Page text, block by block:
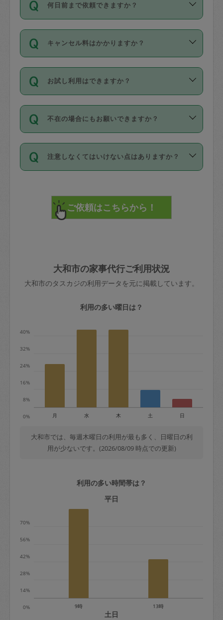
時間も被らない場合、損害保険の対象外
社員など様々なバックグラウンドの方が
登録しています。
日本語も話せる方など様々です。
ールに記載していますので、各自の得意
を依頼してください。
確認しています。タスカジさんトレーニ
ング動画を使ったセルフトレーニングの
現場トライアルを受け、合格したタスカ
ジさんが活動されています。
※テストセンターの講評は１件目のレビュ
参考
【詳細】タスカジさんの登録に際
を通して成立した作業時間内での作業に
適用されます。作業範囲は、掃除、洗
です。作業中に物を壊したり、人にけが
をさせたりした場合が対象で、補償金額
す。
写真を撮り、
詳細FAQ：
損害賠償保険について教えて
何日前まで依頼できますか？
ご依頼は、現在を起点に3日後（72時間
以降）の日時から受付可能となっていま
す。
タスカジさんへ「募集」をかけることが
可能です。
キャンセル料はかかりますか？
キャンセル料には、以下の2種類がありま
す。
1. 直前キャンセル（定期、スポット契約
共通）
72時間を超える※と、以下のキャンセル
料が発生します。
直前キャンセル料：
72時間前〜24時間前＝依頼料金の50%
依頼者不在による当日キャンセル＝依頼
金額の100%＋交通費全額
※例：依頼日時／土曜日午前9時開始の場
＋交通費全額
依頼者不在による当日キャンセル＝依頼
金額の100%＋交通費全額
定期契約をキャンセルする場合、毎週定
期は月2回まで隔週定期は月1回までキャ
ンセル料は発生しません。それ以上はキ
※キャンセル料金の設定について：
お試し利用はできますか？
「お試し利用」というメニューはありま
せんが、「一回のみ」依頼を活用するこ
とによって、気に入ったタスカジさんを
まず、条件の合う気になるタスカジさ
みてください。
その後、一番気に入ったタスカジさんに
不在の場合にもお願いできますか？
不在の場合の作業はタスカジさんの同意
が必要です。数回の依頼ののち、タスカ
ジさんと依頼者の間で十分な信頼関係が
てください。
不在時に部屋に入るためにタスカジさん
きた場合は損害保険の対象外となるので
ご注意ください。
注意しなくてはいけない点はありますか？
で、必ず鍵のかかるロッカーや金庫に入
れて依頼者の責任の元管理するよう心掛
けてください。
玉、など
あわせてこちらも参照ください：初めて
はありますか？
大和市の家事代行ご利用状況
大和市のタスカジの利用データを元に掲載しています。
利用の多い曜日は？
0%
8%
16%
24%
32%
40%
月 水 木 土 日
大和市では、毎週木曜日の利用が最も多く、日曜日の利
用が少ないです。(2026/08/09 時点での更新)
利用の多い時間帯は？
平日
0%
14%
28%
42%
56%
70%
9時 13時
土日